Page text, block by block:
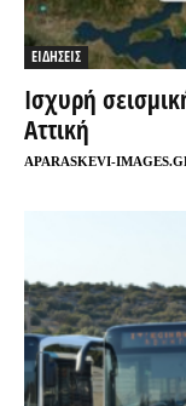
ΕΙΔΗΣΕΙΣ
Ισχυρή
Αττική
APARASKEVI-